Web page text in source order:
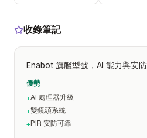
收錄筆記
Enabot 旗艦型號，AI 能力與安防
優勢
+AI 處理器升級
+雙鏡頭系統
+PIR 安防可靠